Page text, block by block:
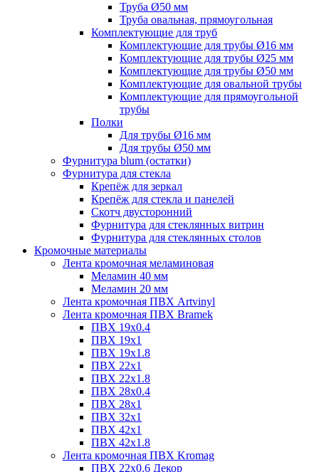
Труба Ø50 мм
Труба овальная, прямоугольная
Комплектующие для труб
Комплектующие для трубы Ø16 мм
Комплектующие для трубы Ø25 мм
Комплектующие для трубы Ø50 мм
Комплектующие для овальной трубы
Комплектующие для прямоугольной
трубы
Полки
Для трубы Ø16 мм
Для трубы Ø50 мм
Фурнитура blum (остатки)
Фурнитура для стекла
Крепёж для зеркал
Крепёж для стекла и панелей
Скотч двусторонний
Фурнитура для стеклянных витрин
Фурнитура для стеклянных столов
Кромочные материалы
Лента кромочная меламиновая
Меламин 40 мм
Меламин 20 мм
Лента кромочная ПВХ Artvinyl
Лента кромочная ПВХ Bramek
ПВХ 19x0.4
ПВХ 19х1
ПВХ 19х1.8
ПВХ 22х1
ПВХ 22х1.8
ПВХ 28х0.4
ПВХ 28х1
ПВХ 32x1
ПВХ 42х1
ПВХ 42х1.8
Лента кромочная ПВХ Kromag
ПВХ 22x0.6 Декор